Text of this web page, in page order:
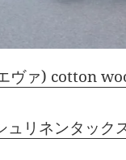
ヴァ) cotton
リネンタック